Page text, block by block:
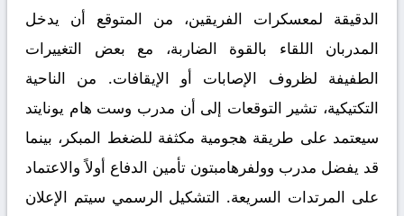
الدقيقة لمعسكرات الفريقين، من المتوقع أن يدخل
المدربان اللقاء بالقوة الضاربة، مع بعض التغييرات
الطفيفة لظروف الإصابات أو الإيقافات. من الناحية
التكتيكية، تشير التوقعات إلى أن مدرب وست هام يونايتد
سيعتمد على طريقة هجومية مكثفة للضغط المبكر، بينما
قد يفضل مدرب وولفرهامبتون تأمين الدفاع أولاً والاعتماد
على المرتدات السريعة. التشكيل الرسمي سيتم الإعلان